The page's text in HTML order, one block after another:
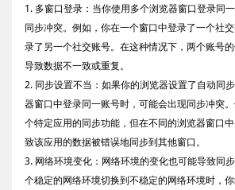
1. 多窗口登录：当你使用多个浏览器窗口登录同
同步冲突。例如，你在一个窗口中登录了一个社
录了另一个社交账号。在这种情况下，两个账号
导致数据不一致或重复。
2. 同步设置不当：如果你的浏览器设置了自动同
器窗口中登录同一账号时，可能会出现同步冲突
个特定应用的同步功能，但在不同的浏览器窗口
致该应用的数据被错误地同步到其他窗口。
3. 网络环境变化：网络环境的变化也可能导致同
个稳定的网络环境切换到不稳定的网络环境时，